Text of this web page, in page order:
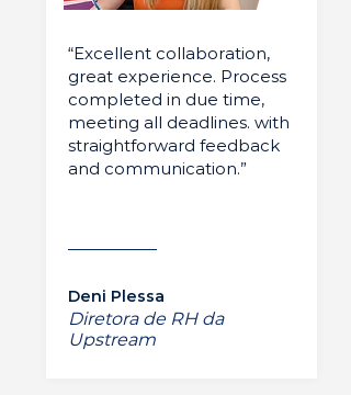
“Excellent collaboration,
great experience. Process
completed in due time,
meeting all deadlines. with
straightforward feedback
and communication.”
Deni Plessa
Diretora de RH da
Upstream